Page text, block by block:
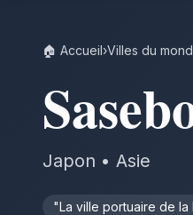
🏠 Accueil›Villes du
Japon • Asie
"La ville portuaire de